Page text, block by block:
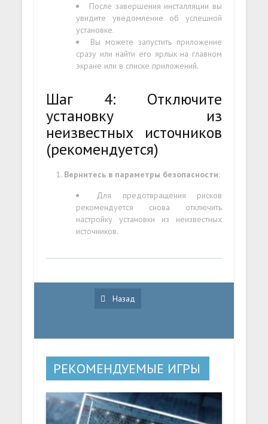
После завершения инсталляции вы
увидите уведомление об успешной
установке.
Вы можете запустить приложение
сразу или найти его ярлык на главном
экране или в списке приложений.
Шаг 4: Отключите
установку из
неизвестных источников
(рекомендуется)
Вернитесь в параметры безопасности:
Для предотвращения рисков
рекомендуется снова отключить
настройку установки из неизвестных
источников.
Назад
РЕКОМЕНДУЕМЫЕ ИГРЫ